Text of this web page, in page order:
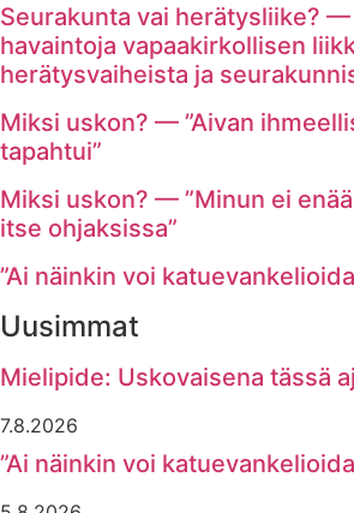
Seurakunta vai herätysliike?
havaintoja vapaakirkollisen
herätysvaiheista ja
Miksi uskon? — ”Aivan
tapahtui”
Miksi uskon? — ”Minun ei
itse ohjaksissa”
”Ai näinkin voi
Uusimmat
Mielipide: Uskovaisena tässä
7.8.2026
”Ai näinkin voi